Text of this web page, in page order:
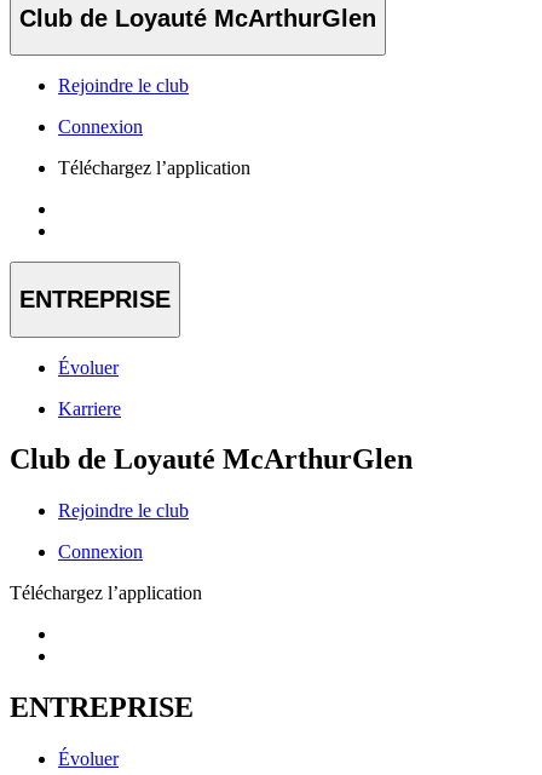
Club de Loyauté McArthurGlen
Rejoindre le club
Connexion
Téléchargez l’application
ENTREPRISE
Évoluer
Karriere
Club de Loyauté McArthurGlen
Rejoindre le club
Connexion
Téléchargez l’application
ENTREPRISE
Évoluer